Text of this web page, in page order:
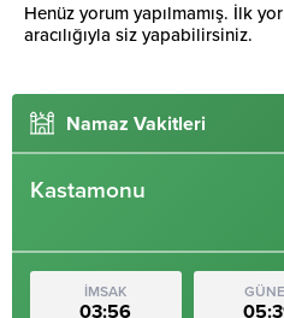
Henüz yorum yapılmamış. İlk
aracılığıyla siz yapabilirsiniz.
Namaz Vakitleri
Kastamonu
İMSAK
03:56